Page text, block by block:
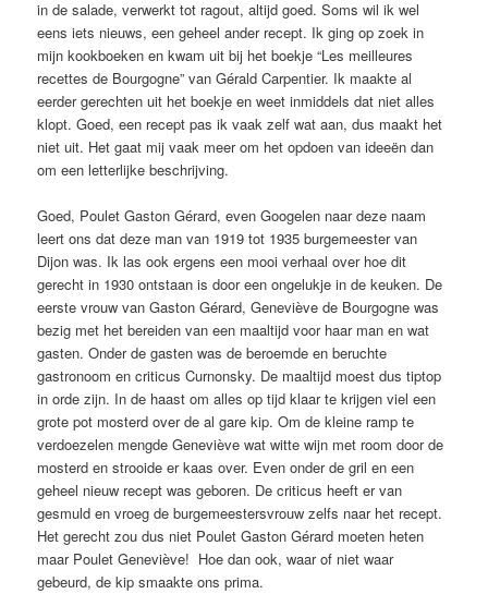
in de salade, verwerkt tot ragout, altijd goed. Soms wil ik wel
eens iets nieuws, een geheel ander recept. Ik ging op zoek in
mijn kookboeken en kwam uit bij het boekje “Les meilleures
recettes de Bourgogne” van Gérald Carpentier. Ik maakte al
eerder gerechten uit het boekje en weet inmiddels dat niet alles
klopt. Goed, een recept pas ik vaak zelf wat aan, dus maakt het
niet uit. Het gaat mij vaak meer om het opdoen van ideeën dan
om een letterlijke beschrijving.
Goed, Poulet Gaston Gérard, even Googelen naar deze naam
leert ons dat deze man van 1919 tot 1935 burgemeester van
Dijon was. Ik las ook ergens een mooi verhaal over hoe dit
gerecht in 1930 ontstaan is door een ongelukje in de keuken. De
eerste vrouw van Gaston Gérard, Geneviève de Bourgogne was
bezig met het bereiden van een maaltijd voor haar man en wat
gasten. Onder de gasten was de beroemde en beruchte
gastronoom en criticus Curnonsky. De maaltijd moest dus tiptop
in orde zijn. In de haast om alles op tijd klaar te krijgen viel een
grote pot mosterd over de al gare kip. Om de kleine ramp te
verdoezelen mengde Geneviève wat witte wijn met room door de
mosterd en strooide er kaas over. Even onder de gril en een
geheel nieuw recept was geboren. De criticus heeft er van
gesmuld en vroeg de burgemeestersvrouw zelfs naar het recept.
Het gerecht zou dus niet Poulet Gaston Gérard moeten heten
maar Poulet Geneviève! Hoe dan ook, waar of niet waar
gebeurd, de kip smaakte ons prima.